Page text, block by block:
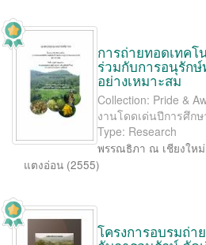
การถ่ายทอดเทค
ร่วมกับการอนุรัก
อย่างเหมาะสม
Collection: Pride &
งานโดดเด่นปีการศึก
Type: Research
พรรณธิภา ณ เชียงใหม่
แตงอ่อน (2555)
โครงการอบรมถ่า